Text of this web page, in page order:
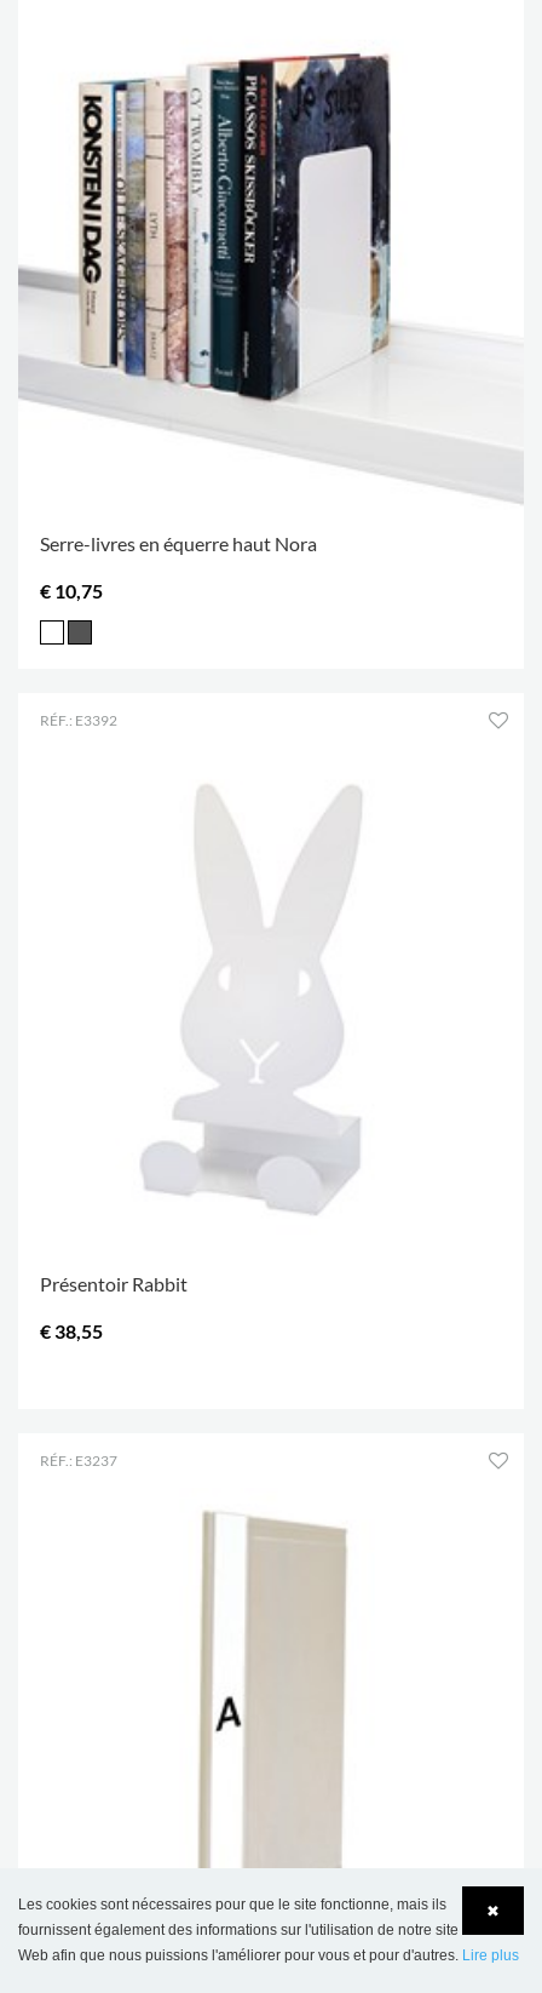
Serre-livres en équerre haut Nora
€ 10,75
RÉF.: E3392
Présentoir Rabbit
€ 38,55
RÉF.: E3237
✖
Les cookies sont nécessaires pour que le site fonctionne, mais ils
fournissent également des informations sur l'utilisation de notre site
Web afin que nous puissions l'améliorer pour vous et pour d'autres. Lire plus